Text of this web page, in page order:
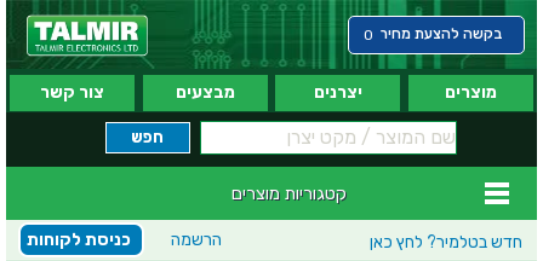
בקשה להצעת מחיר 0
מוצרים יצרנים מבצעים צור קשר
קטגוריות מוצרים
חדש בטלמיר? לחץ כאן כניסת לקוחות הרשמה